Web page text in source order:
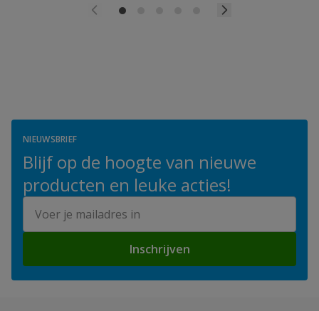
NIEUWSBRIEF
Blijf op de hoogte van nieuwe
producten en leuke acties!
Inschrijven